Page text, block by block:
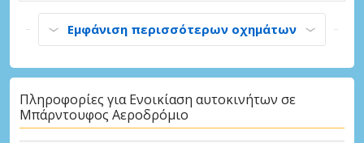
Εμφάνιση περισσότερων οχημάτων
Πληροφορίες για Ενοικίαση αυτοκινήτων σε
Μπάρντουφος Αεροδρόμιο